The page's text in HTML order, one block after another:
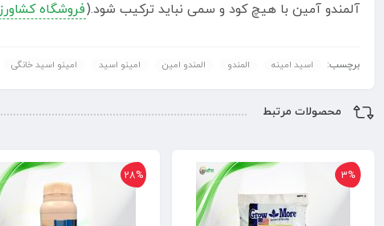
آلمندو آمین با هیچ کود و سمی نباید ترکیب شود.(فروشگاه
برچسب: اسید امینه المندو المندو امین امینو اسید امینو اسید خانگی
محصولات مرتبط
3%
28%